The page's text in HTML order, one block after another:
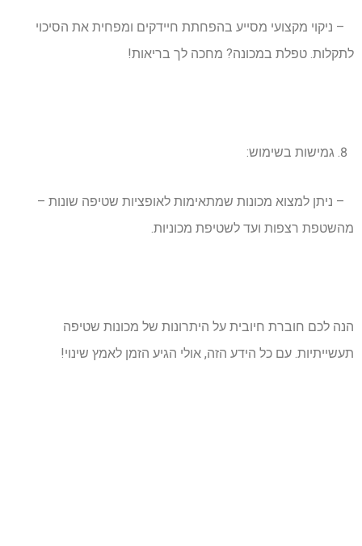
– ניקוי מקצועי מסייע בהפחתת חיידקים ומפחית את הסיכוי
לתקלות. טפלת במכונה? מחכה לך בריאות!
גמישות בשימוש:
– ניתן למצוא מכונות שמתאימות לאופציות שטיפה שונות –
מהשטפת רצפות ועד לשטיפת מכוניות.
הנה לכם חוברת חיובית על היתרונות של מכונות שטיפה
תעשייתיות. עם כל הידע הזה, אולי הגיע הזמן לאמץ שינוי!